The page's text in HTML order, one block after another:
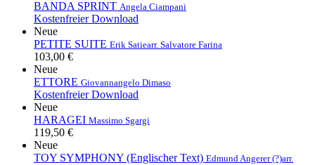
BANDA SPRINT Angela Ciampani
Kostenfreier Download
Neue
PETITE SUITE Erik Satiearr. Salvatore Farina
103,00 €
Neue
ETTORE Giovannangelo Dimaso
Kostenfreier Download
Neue
HARAGEI Massimo Sgargi
119,50 €
Neue
TOY SYMPHONY (Englischer Text) Edmund Angerer (?)arr.